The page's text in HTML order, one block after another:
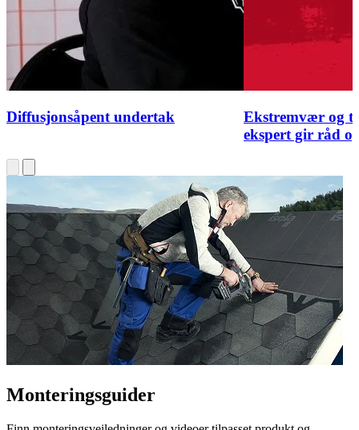
Diffusjonsåpent undertak
Ekstremvær og
ekspert gir råd
Monteringsguider